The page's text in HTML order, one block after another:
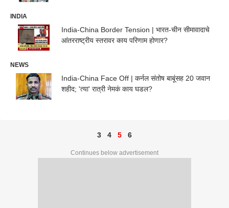
INDIA
India-China Border Tension | भारत-चीन सीमावादाचे
आंतरराष्ट्रीय स्तरावर काय परिणाम होणार?
NEWS
India-China Face Off | कर्नल संतोष बाबूंसह 20 जवान
शहीद; 'त्या' रात्री नेमकं काय घडल?
3 4 5 6
Continues below advertisement